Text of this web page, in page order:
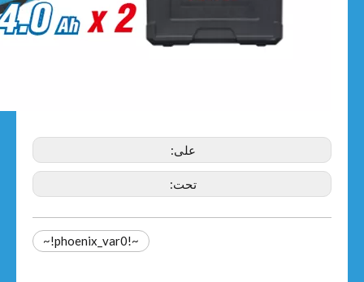
على:
تحت:
~!phoenix_var0!~